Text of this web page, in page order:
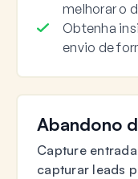
melhorar o
Obtenha
envio de
Abandono
Capture
capturar leads